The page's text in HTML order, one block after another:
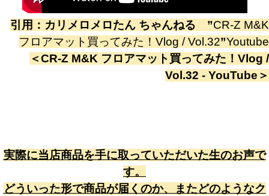
引用： カリメロメロたん ちゃんねる ”CR-Z M&K
フロアマット買ってみた！Vlog / Vol.32”Youtube
＜CR-Z M&K フロアマット買ってみた！Vlog /
Vol.32 - YouTube ＞
実際に当店商品を手に取っていただいた生のお声で
す。
どういった形で商品が届くのか、またどのようなク